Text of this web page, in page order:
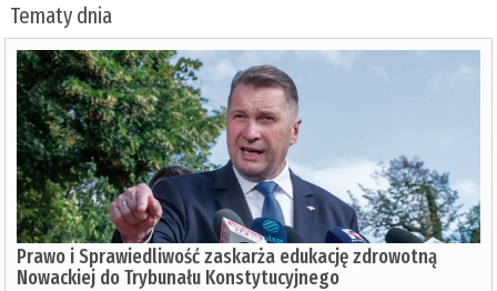
Tematy dnia
Prawo i Sprawiedliwość zaskarża edukację zdrowotną
Nowackiej do Trybunału Konstytucyjnego